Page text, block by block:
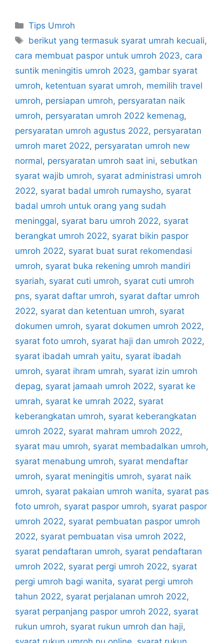
Categories
Tips Umroh
Tags
berikut yang termasuk syarat umrah kecuali,
cara membuat paspor untuk umroh 2023, cara
suntik meningitis umroh 2023, gambar syarat
umroh, ketentuan syarat umroh, memilih travel
umroh, persiapan umroh, persyaratan naik
umroh, persyaratan umroh 2022 kemenag,
persyaratan umroh agustus 2022, persyaratan
umroh maret 2022, persyaratan umroh new
normal, persyaratan umroh saat ini, sebutkan
syarat wajib umroh, syarat administrasi umroh
2022, syarat badal umroh rumaysho, syarat
badal umroh untuk orang yang sudah
meninggal, syarat baru umroh 2022, syarat
berangkat umroh 2022, syarat bikin paspor
umroh 2022, syarat buat surat rekomendasi
umroh, syarat buka rekening umroh mandiri
syariah, syarat cuti umroh, syarat cuti umroh
pns, syarat daftar umroh, syarat daftar umroh
2022, syarat dan ketentuan umroh, syarat
dokumen umroh, syarat dokumen umroh 2022,
syarat foto umroh, syarat haji dan umroh 2022,
syarat ibadah umrah yaitu, syarat ibadah
umroh, syarat ihram umrah, syarat izin umroh
depag, syarat jamaah umroh 2022, syarat ke
umrah, syarat ke umrah 2022, syarat
keberangkatan umroh, syarat keberangkatan
umroh 2022, syarat mahram umroh 2022,
syarat mau umroh, syarat membadalkan umroh,
syarat menabung umroh, syarat mendaftar
umroh, syarat meningitis umroh, syarat naik
umroh, syarat pakaian umroh wanita, syarat pas
foto umroh, syarat paspor umroh, syarat paspor
umroh 2022, syarat pembuatan paspor umroh
2022, syarat pembuatan visa umroh 2022,
syarat pendaftaran umroh, syarat pendaftaran
umroh 2022, syarat pergi umroh 2022, syarat
pergi umroh bagi wanita, syarat pergi umroh
tahun 2022, syarat perjalanan umroh 2022,
syarat perpanjang paspor umroh 2022, syarat
rukun umroh, syarat rukun umroh dan haji,